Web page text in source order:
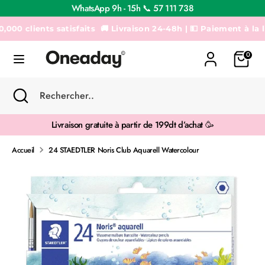
au
contenu
WhatsApp 9h - 15h 📞 57 111 738
clients satisfaits 🚚 Livraison 24-48h | 💵 Paiement à la
0
RechercheRechercher..
RechercheRechercher..
Fermer
la
recherche
Livraison gratuite à partir de 199dt d’achat 🥳
Accueil 24 STAEDTLER Noris Club Aquarell Watercolour